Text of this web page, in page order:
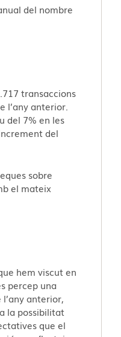
del nombre
transaccions
l’any anterior.
del 7% en les
del
sobre
el mateix
hem viscut en
percep una
anterior,
la possibilitat
que el